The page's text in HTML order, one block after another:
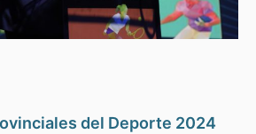
del Deporte 2024